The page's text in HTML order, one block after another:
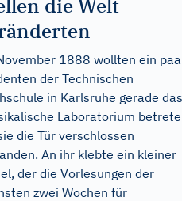
die Welt
1888 wollten ein
der Technischen
in Karlsruhe gerade das
Laboratorium
die Tür verschlossen
An ihr klebte ein kleiner
der die Vorlesungen der
zwei Wochen für